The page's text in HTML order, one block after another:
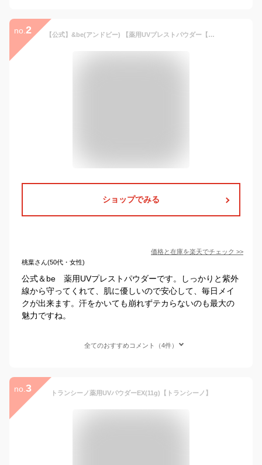
no. 2 【公式】&be(アンドビー) 【薬用UVプレストパウダー【医薬部外品】】 and be 河北メイク 河北裕介 メイクアップアーティスト
ショップでみる
価格と在庫を楽天でチェック >>
桃葉さん(50代・女性)
公式＆be 薬用UVプレストパウダーです。しっかりと紫外
線から守ってくれて、肌に優しいので安心して、毎日メイ
クが出来ます。汗をかいても崩れずテカらないのも最大の
魅力ですね。
全てのおすすめコメント（4件）
no. 3 トランシーノ薬用UVパウダーEX(11g)【トランシーノ】